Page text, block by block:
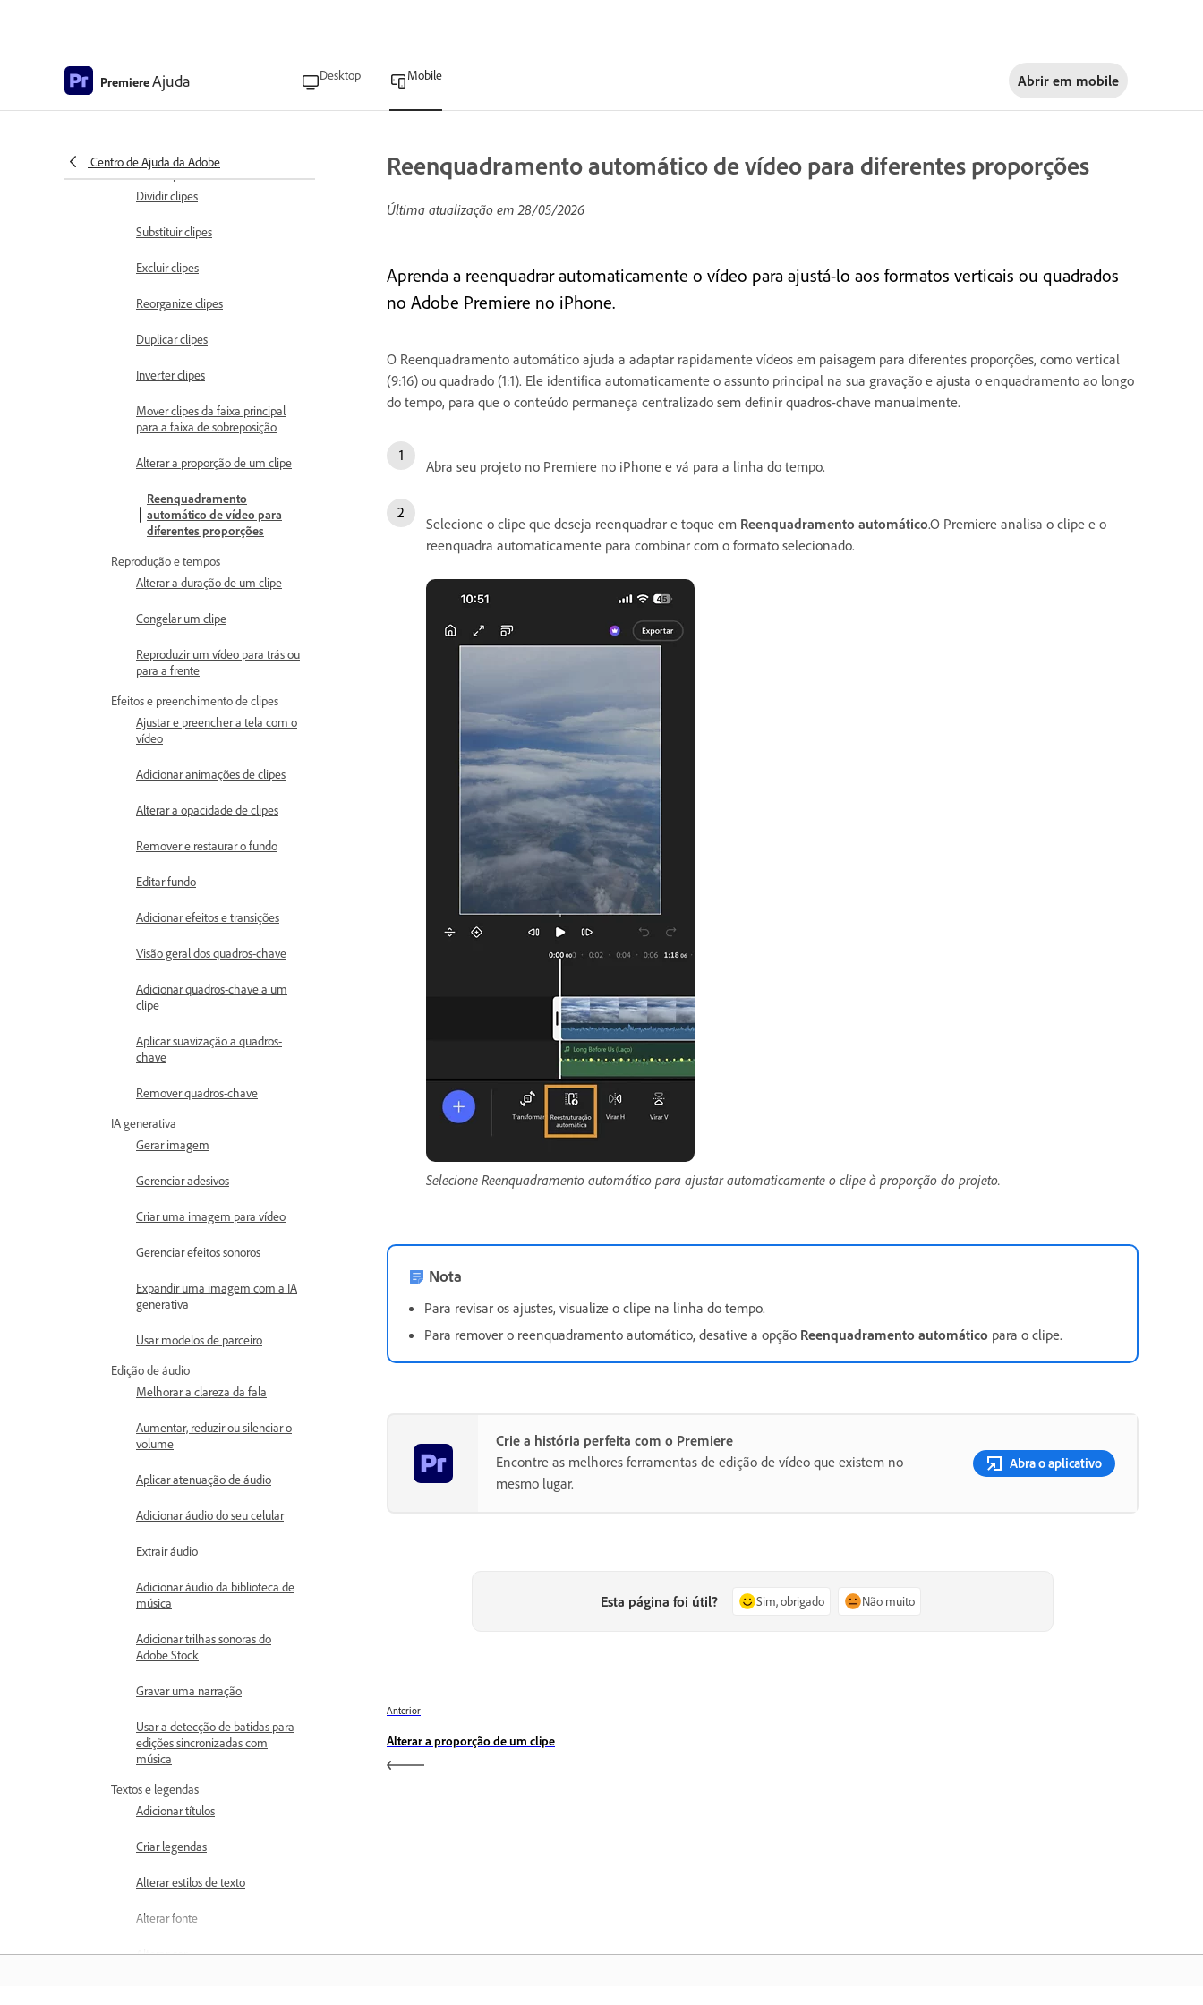
PremiereAjuda Desktop Mobile Abrir em mobile
Centro de Ajuda da Adobe
Inserir mídia em um projeto
existente
Gerenciar clipes
Dividir clipes
Substituir clipes
Excluir clipes
Reorganize clipes
Duplicar clipes
Inverter clipes
Mover clipes da faixa principal
para a faixa de sobreposição
Alterar a proporção de um clipe
Reenquadramento
automático de vídeo para
diferentes proporções
Reprodução e tempos
Alterar a duração de um clipe
Congelar um clipe
Reproduzir um vídeo para trás ou
para a frente
Efeitos e preenchimento de clipes
Ajustar e preencher a tela com o
vídeo
Adicionar animações de clipes
Alterar a opacidade de clipes
Remover e restaurar o fundo
Editar fundo
Adicionar efeitos e transições
Visão geral dos quadros-chave
Adicionar quadros-chave a um
clipe
Aplicar suavização a quadros-
chave
Remover quadros-chave
IA generativa
Gerar imagem
Gerenciar adesivos
Criar uma imagem para vídeo
Gerenciar efeitos sonoros
Expandir uma imagem com a IA
generativa
Usar modelos de parceiro
Edição de áudio
Melhorar a clareza da fala
Aumentar, reduzir ou silenciar o
volume
Aplicar atenuação de áudio
Adicionar áudio do seu celular
Extrair áudio
Adicionar áudio da biblioteca de
música
Adicionar trilhas sonoras do
Adobe Stock
Gravar uma narração
Usar a detecção de batidas para
edições sincronizadas com
música
Textos e legendas
Adicionar títulos
Criar legendas
Alterar estilos de texto
Alterar fonte
Alterar cor
Reenquadramento automático de vídeo para diferentes proporções
Última atualização em28/05/2026
Aprenda a reenquadrar automaticamente o vídeo para ajustá-lo aos formatos verticais ou quadrados
no Adobe Premiere no iPhone.
O Reenquadramento automático ajuda a adaptar rapidamente vídeos em paisagem para diferentes proporções, como vertical
(9:16) ou quadrado (1:1). Ele identifica automaticamente o assunto principal na sua gravação e ajusta o enquadramento ao longo
do tempo, para que o conteúdo permaneça centralizado sem definir quadros-chave manualmente.
Abra seu projeto no Premiere no iPhone e vá para a linha do tempo.
Selecione o clipe que deseja reenquadrar e toque em Reenquadramento automático.O Premiere analisa o clipe e o
reenquadra automaticamente para combinar com o formato selecionado.
Selecione Reenquadramento automático para ajustar automaticamente o clipe à proporção do projeto.
Nota
Para revisar os ajustes, visualize o clipe na linha do tempo.
Para remover o reenquadramento automático, desative a opção Reenquadramento automático para o clipe.
Crie a história perfeita com o Premiere
Encontre as melhores ferramentas de edição de vídeo que existem no
mesmo lugar.
Abra o aplicativo
Esta página foi útil? Sim, obrigado Não muito
Anterior
Alterar a proporção de um clipe